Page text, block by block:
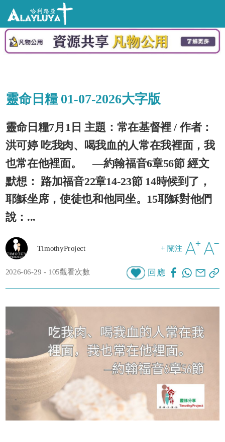
靈命日糧 01-07-2026大字版
靈命日糧7月1日 主題：常在基督裡 / 作者：
洪可婷 吃我肉、喝我血的人常在我裡面，我
也常在他裡面。 —約翰福音6章56節 經文
默想： 路加福音22章14-23節 14時候到了，
耶穌坐席，使徒也和他同坐。15耶穌對他們
說：...
+ 關注
TimothyProject
2026-06-29 - 105觀看次數 回應